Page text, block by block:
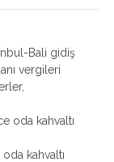
Bali gidiş
vergileri
oda kahvaltı
kahvaltı